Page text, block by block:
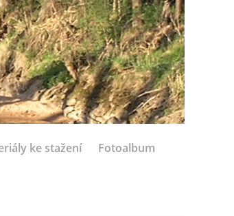
ke stažení Fotoalbum